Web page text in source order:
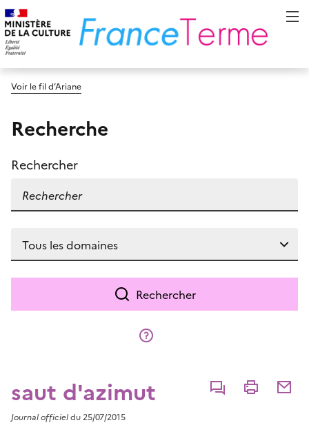
Voir le fil d’Ariane
Recherche
Rechercher
Rechercher
saut d'azimut CommenterImprimer
Journal officieldu 25/07/2015